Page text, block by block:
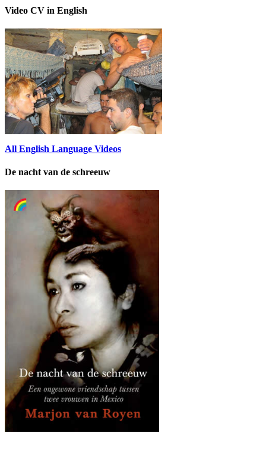
Video CV in English
All English Language Videos
De nacht van de schreeuw